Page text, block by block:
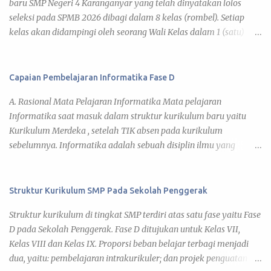
baru SMP Negeri 4 Karanganyar yang telah dinyatakan lolos
seleksi pada SPMB 2026 dibagi dalam 8 kelas (rombel). Setiap
kelas akan didampingi oleh seorang Wali Kelas dalam 1 (satu)
pendidikan tahun pelajaran 2026/2027. Di bawah ini daftar
dapat kamu lihat pada link tiap kelas. 7 A 7 B 7 C 7 D 7 E 7 F 7 G 7
H Daftar Siswa Kelas VII A Wali Kelas : Umi Barokatun, S.Pd. No
Nama Siswa JK 1 ADITYA BISMA MAHARDIKA L 2 ADITYA JOVAN
EGI FAIRUZ L 3 AINA NUN KHOLIFAH P 4 ALFA RIZDIATHA
ARYA DZAKY PRADANA L 9 AUREL NURAZISAH P 10 BRILLIAN
DESWITA...
Capaian Pembelajaran Informatika Fase D
A. Rasional Mata Pelajaran Informatika Mata pelajaran
Informatika saat masuk dalam struktur kurikulum baru yaitu
Kurikulum Merdeka , setelah TIK absen pada kurikulum
sebelumnya. Informatika adalah sebuah disiplin ilmu yang
berkaitan dengan studi, pengembangan, dan implementasi dari
prinsip dasar pengembangan. Peserta didik dapat menciptakan,
merancang, dan mengembangkan produk berupa artefak
komputasional ( computational artifact ) dalam bentuk
perangkat keras, perangkat lunak (algoritma, program, atau
Struktur Kurikulum SMP Pada Sekolah Penggerak
Struktur kurikulum di tingkat SMP terdiri atas satu fase yaitu Fase
D pada Sekolah Penggerak. Fase D ditujukan untuk Kelas VII,
Kelas VIII dan Kelas IX. Proporsi beban belajar terbagi menjadi
dua, yaitu: pembelajaran intrakurikuler; dan projek penguatan